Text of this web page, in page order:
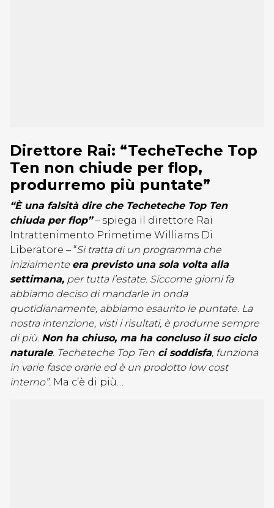
Direttore Rai: “TecheTeche Top
Ten non chiude per flop,
produrremo più puntate”
“È una falsità dire che Techeteche Top Ten
chiuda per flop”– spiega il direttore Rai
Intrattenimento Primetime Williams Di
Liberatore – “Si tratta di un programma che
inizialmente era previsto una sola volta alla
settimana, per tutta l’estate. Siccome giorni fa
abbiamo deciso di mandarle in onda
quotidianamente, abbiamo esaurito le puntate. La
nostra intenzione, visti i risultati, è produrne sempre
di più. Non ha chiuso, ma ha concluso il suo ciclo
naturale. Techeteche Top Ten ci soddisfa, funziona
in varie fasce orarie ed è un prodotto low cost
interno”. Ma c’è di più…